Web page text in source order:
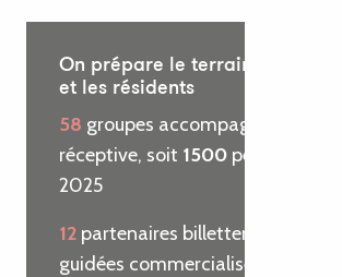
On prépare le terrain pour les
et les résidents
58 groupes accompagnés par
réceptive, soit 1500 personnes
2025
12 partenaires billetterie et
guidées commercialisées pour le